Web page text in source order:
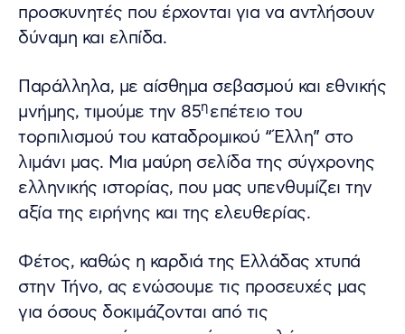
προσκυνητές που έρχονται για να αντλήσουν
δύναμη και ελπίδα.
Παράλληλα, με αίσθημα σεβασμού και εθνικής
μνήμης, τιμούμε την 85ηεπέτειο του
τορπιλισμού του καταδρομικού “Έλλη” στο
λιμάνι μας. Μια μαύρη σελίδα της σύγχρονης
ελληνικής ιστορίας, που μας υπενθυμίζει την
αξία της ειρήνης και της ελευθερίας.
Φέτος, καθώς η καρδιά της Ελλάδας χτυπά
στην Τήνο, ας ενώσουμε τις προσευχές μας
για όσους δοκιμάζονται από τις